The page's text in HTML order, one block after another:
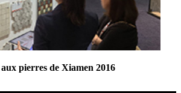
pierres de Xiamen 2016